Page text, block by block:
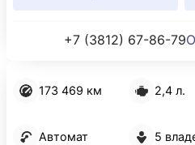
173 469 км 2,4 л.
Автомат 5
+7 (3812) 67-86-79